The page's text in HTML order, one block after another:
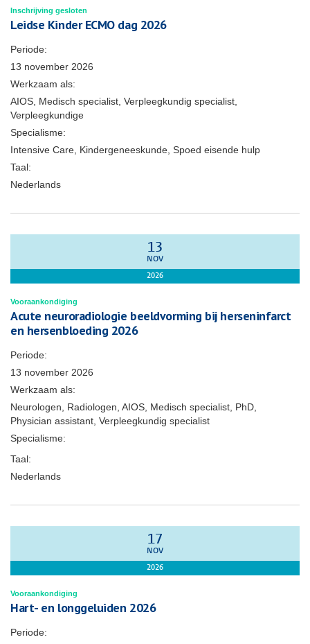
Inschrijving gesloten
Leidse Kinder ECMO dag 2026
Periode:
13 november 2026
Werkzaam als:
AIOS, Medisch specialist, Verpleegkundig specialist,
Verpleegkundige
Specialisme:
Intensive Care, Kindergeneeskunde, Spoed eisende hulp
Taal:
Nederlands
13
NOV
2026
Vooraankondiging
Acute neuroradiologie beeldvorming bij herseninfarct
en hersenbloeding 2026
Periode:
13 november 2026
Werkzaam als:
Neurologen, Radiologen, AIOS, Medisch specialist, PhD,
Physician assistant, Verpleegkundig specialist
Specialisme:
Taal:
Nederlands
17
NOV
2026
Vooraankondiging
Hart- en longgeluiden 2026
Periode: